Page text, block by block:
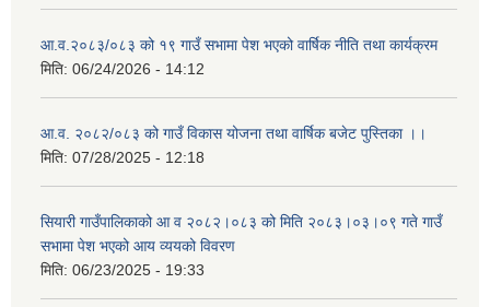
आ.व.२०८३/०८३ को १९ गाउँ सभामा पेश भएको वार्षिक नीति तथा कार्यक्रम
मिति: 06/24/2026 - 14:12
आ.व. २०८२/०८३ को गाउँ विकास योजना तथा वार्षिक बजेट पुस्तिका ।।
मिति: 07/28/2025 - 12:18
सियारी गाउँपालिकाको आ व २०८२।०८३ को मिति २०८३।०३।०९ गते गाउँ
सभामा पेश भएको आय व्ययको विवरण
मिति: 06/23/2025 - 19:33